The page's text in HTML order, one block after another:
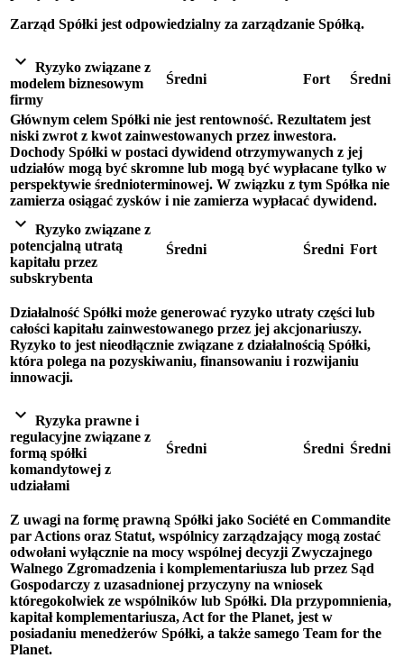
Zarząd Spółki jest odpowiedzialny za zarządzanie Spółką.
expand_more Ryzyko związane z
modelem biznesowym
firmy
Średni Fort Średni
Głównym celem Spółki nie jest rentowność. Rezultatem jest
niski zwrot z kwot zainwestowanych przez inwestora.
Dochody Spółki w postaci dywidend otrzymywanych z jej
udziałów mogą być skromne lub mogą być wypłacane tylko w
perspektywie średnioterminowej. W związku z tym Spółka nie
zamierza osiągać zysków i nie zamierza wypłacać dywidend.
expand_more Ryzyko związane z
potencjalną utratą
kapitału przez
subskrybenta
Średni Średni Fort
Działalność Spółki może generować ryzyko utraty części lub
całości kapitału zainwestowanego przez jej akcjonariuszy.
Ryzyko to jest nieodłącznie związane z działalnością Spółki,
która polega na pozyskiwaniu, finansowaniu i rozwijaniu
innowacji.
expand_more Ryzyka prawne i
regulacyjne związane z
formą spółki
komandytowej z
udziałami
Średni Średni Średni
Z uwagi na formę prawną Spółki jako Société en Commandite
par Actions oraz Statut, wspólnicy zarządzający mogą zostać
odwołani wyłącznie na mocy wspólnej decyzji Zwyczajnego
Walnego Zgromadzenia i komplementariusza lub przez Sąd
Gospodarczy z uzasadnionej przyczyny na wniosek
któregokolwiek ze wspólników lub Spółki. Dla przypomnienia,
kapitał komplementariusza, Act for the Planet, jest w
posiadaniu menedżerów Spółki, a także samego Team for the
Planet.